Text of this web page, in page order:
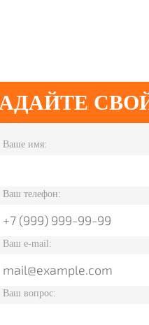
Ваше имя:
Ваш телефон:
Ваш e-mail:
Ваш вопрос: